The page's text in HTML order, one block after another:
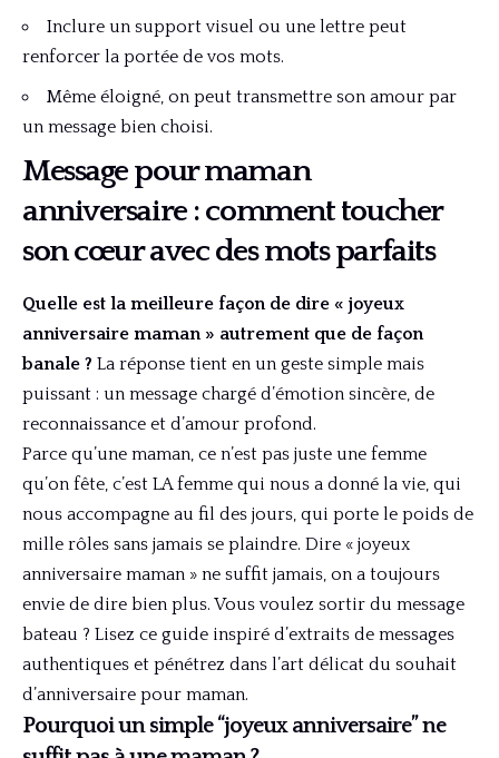
Inclure un support visuel ou une lettre peut
renforcer la portée de vos mots.
Même éloigné, on peut transmettre son amour par
un message bien choisi.
Message pour maman
anniversaire : comment toucher
son cœur avec des mots parfaits
Quelle est la meilleure façon de dire « joyeux
anniversaire maman » autrement que de façon
banale ? La réponse tient en un geste simple mais
puissant : un message chargé d’émotion sincère, de
reconnaissance et d’amour profond.
Parce qu’une maman, ce n’est pas juste une femme
qu’on fête, c’est LA femme qui nous a donné la vie, qui
nous accompagne au fil des jours, qui porte le poids de
mille rôles sans jamais se plaindre. Dire « joyeux
anniversaire maman » ne suffit jamais, on a toujours
envie de dire bien plus. Vous voulez sortir du message
bateau ? Lisez ce guide inspiré d’extraits de messages
authentiques et pénétrez dans l’art délicat du souhait
d’anniversaire pour maman.
Pourquoi un simple “joyeux anniversaire” ne